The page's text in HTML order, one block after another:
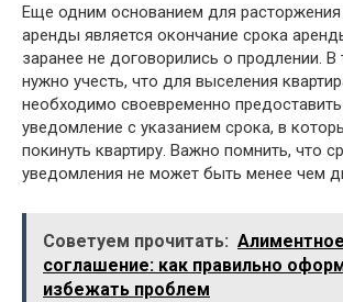
Еще одним основанием для
аренды является окончание срока
заранее не договорились о продлении. В
нужно учесть, что для выселения
необходимо своевременно
уведомление с указанием срока, в
покинуть квартиру. Важно помнить, что
уведомления не может быть менее чем
Советуем прочитать: Алиментное
соглашение: как правильно
избежать проблем